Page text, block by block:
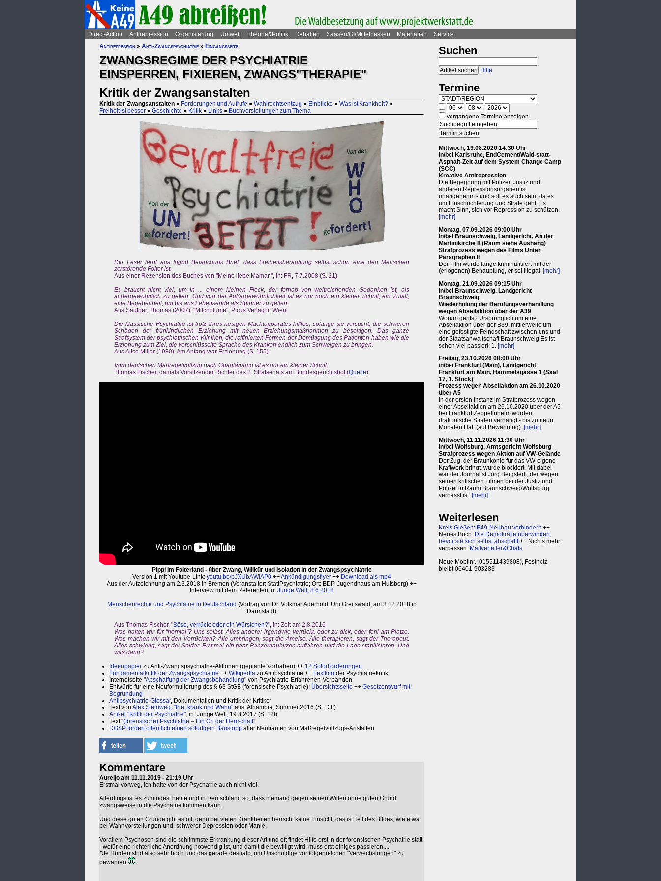
Direct-Action Antirepression Organisierung Umwelt Theorie&Politik Debatten Saasen/GI/Mittelhessen Materialien
Service
Antirepression » Anti-Zwangspsychiatrie » Eingangsseite
ZWANGSREGIME DER PSYCHIATRIE
EINSPERREN, FIXIEREN, ZWANGS"THERAPIE"
Kritik der Zwangsanstalten
Kritik der Zwangsanstalten ● Forderungen und Aufrufe ● Wahlrechtsentzug ● Einblicke ● Was ist Krankheit? ●
Freiheit ist besser ● Geschichte ● Kritik ● Links ● Buchvorstellungen zum Thema
Der Leser lernt aus Ingrid Betancourts Brief, dass Freiheitsberaubung selbst schon eine den Menschen
zerstörende Folter ist.
Aus einer Rezension des Buches von "Meine liebe Maman", in: FR, 7.7.2008 (S. 21)
Es braucht nicht viel, um in ... einem kleinen Fleck, der fernab von weitreichenden Gedanken ist, als
außergewöhnlich zu gelten. Und von der Außergewöhnlichkeit ist es nur noch ein kleiner Schritt, ein Zufall,
eine Begebenheit, um bis ans Lebensende als Spinner zu gelten.
Aus Sautner, Thomas (2007): "Milchblume", Picus Verlag in Wien
Die klassische Psychiatrie ist trotz ihres riesigen Machtapparates hilflos, solange sie versucht, die schweren
Schäden der frühkindlichen Erziehung mit neuen Erziehungsmaßnahmen zu beseitigen. Das ganze
Strafsystem der psychiatrischen Kliniken, die raffinierten Formen der Demütigung des Patienten haben wie die
Erziehung zum Ziel, die verschlüsselte Sprache des Kranken endlich zum Schweigen zu bringen.
Aus Alice Miller (1980). Am Anfang war Erziehung (S. 155)
Vom deutschen Maßregelvollzug nach Guantánamo ist es nur ein kleiner Schritt.
Thomas Fischer, damals Vorsitzender Richter des 2. Strafsenats am Bundesgerichtshof (Quelle)
Pippi im Folterland - über Zwang, Willkür und Isolation in der Zwangspsychiatrie
Version 1 mit Youtube-Link: youtu.be/pJXUbAWIAP0 ++Ankündigungsflyer ++ Download als mp4
Aus der Aufzeichnung am 2.3.2018 in Bremen (Veranstalter: StattPsychiatrie; Ort: BDP-Jugendhaus am Hulsberg) ++
Interview mit dem Referenten in: Junge Welt, 8.6.2018
Menschenrechte und Psychiatrie in Deutschland (Vortrag von Dr. Volkmar Aderhold. Uni Greifswald, am 3.12.2018 in
Darmstadt)
Aus Thomas Fischer, "Böse, verrückt oder ein Würstchen?", in: Zeit am 2.8.2016
Was halten wir für "normal"? Uns selbst. Alles andere: irgendwie verrückt, oder zu dick, oder fehl am Platze.
Was machen wir mit den Verrückten? Alle umbringen, sagt die Ameise. Alle therapieren, sagt der Therapeut.
Alles schwierig, sagt der Soldat: Erst mal ein paar Panzerhaubitzen auffahren und die Lage stabilisieren. Und
was dann?
Ideenpapier zu Anti-Zwangspsychiatrie-Aktionen (geplante Vorhaben) ++ 12 Sofortforderungen
Fundamentalkritik der Zwangspsychiatrie ++ Wikipedia zu Antipsychiatrie ++ Lexikon der Psychiatriekritik
Internetseite "Abschaffung der Zwangsbehandlung" von Psychiatrie-Erfahrenen-Verbänden
Entwürfe für eine Neuformulierung des § 63 StGB (forensische Psychiatrie): Übersichtsseite ++ Gesetzentwurf mit
Begründung
Antipsychiatrie-Glossar, Dokumentation und Kritik der Kritiker
Text von Alex Steinweg, "Irre, krank und Wahn" aus: Alhambra, Sommer 2016 (S. 13ff)
Artikel "Kritik der Psychiatrie", in: Junge Welt, 19.8.2017 (S. 12f)
Text "(forensische) Psychiatrie – Ein Ort der Herrschaft"
DGSP fordert öffentlich einen sofortigen Baustopp aller Neubauten von Maßregelvollzugs-Anstalten
Kommentare
Aureljo am 11.11.2019 - 21:19 Uhr
Erstmal vorweg, ich halte von der Psychatrie auch nicht viel.
Allerdings ist es zumindest heute und in Deutschland so, dass niemand gegen seinen Willen ohne guten Grund
zwangsweise in die Psychatrie kommen kann.
Und diese guten Gründe gibt es oft, denn bei vielen Krankheiten herrscht keine Einsicht, das ist Teil des Bildes, wie etwa
bei Wahnvorstellungen und, schwerer Depression oder Manie.
Vorallem Psychosen sind die schlimmste Erkrankung dieser Art und oft findet Hilfe erst in der forensischen Psychatrie statt
- wofür eine richterliche Anordnung notwendig ist, und damit die bewilligt wird, muss erst einiges passieren....
Die Hürden sind also sehr hoch und das gerade deshalb, um Unschuldige vor folgenreichen "Verwechslungen" zu
bewahren.
Suchen
Hilfe
Termine
vergangene Termine anzeigen
Mittwoch, 19.08.2026 14:30 Uhr
in/bei Karlsruhe, EndCement/Wald-statt-
Asphalt-Zelt auf dem System Change Camp
(SCC)
Kreative Antirepression
Die Begegnung mit Polizei, Justiz und
anderen Repressionsorganen ist
unangenehm - und soll es auch sein, da es
um Einschüchterung und Strafe geht. Es
macht Sinn, sich vor Repression zu schützen.
[mehr]
Montag, 07.09.2026 09:00 Uhr
in/bei Braunschweig, Landgericht, An der
Martinikirche 8 (Raum siehe Aushang)
Strafprozess wegen des Films Unter
Paragraphen II
Der Film wurde lange kriminalisiert mit der
(erlogenen) Behauptung, er sei illegal. [mehr]
Montag, 21.09.2026 09:15 Uhr
in/bei Braunschweig, Landgericht
Braunschweig
Wiederholung der Berufungsverhandlung
wegen Abseilaktion über der A39
Worum gehts? Ursprünglich um eine
Abseilaktion über der B39, mittlerweile um
eine gefestigte Feindschaft zwischen uns und
der Staatsanwaltschaft Braunschweig Es ist
schon viel passiert: 1. [mehr]
Freitag, 23.10.2026 08:00 Uhr
in/bei Frankfurt (Main), Landgericht
Frankfurt am Main, Hammelsgasse 1 (Saal
17, 1. Stock)
Prozess wegen Abseilaktion am 26.10.2020
über A5
In der ersten Instanz im Strafprozess wegen
einer Abseilaktion am 26.10.2020 über der A5
bei Frankfurt Zeppelinheim wurden
drakonische Strafen verhängt - bis zu neun
Monaten Haft (auf Bewährung). [mehr]
Mittwoch, 11.11.2026 11:30 Uhr
in/bei Wolfsburg, Amtsgericht Wolfsburg
Strafprozess wegen Aktion auf VW-Gelände
Der Zug, der Braunkohle für das VW-eigene
Kraftwerk bringt, wurde blockiert. Mit dabei
war der Journalist Jörg Bergstedt, der wegen
seinen kritischen Filmen bei der Justiz und
Polizei in Raum Braunschweig/Wolfsburg
verhasst ist. [mehr]
Weiterlesen
Kreis Gießen: B49-Neubau verhindern ++
Neues Buch: Die Demokratie überwinden,
bevor sie sich selbst abschafft++ Nichts mehr
verpassen: Mailverteiler&Chats
Neue Mobilnr.: 015511439808), Festnetz
bleibt 06401-903283